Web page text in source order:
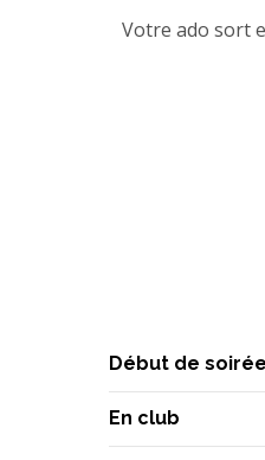
Votre ado sort
Début de soirée
En club